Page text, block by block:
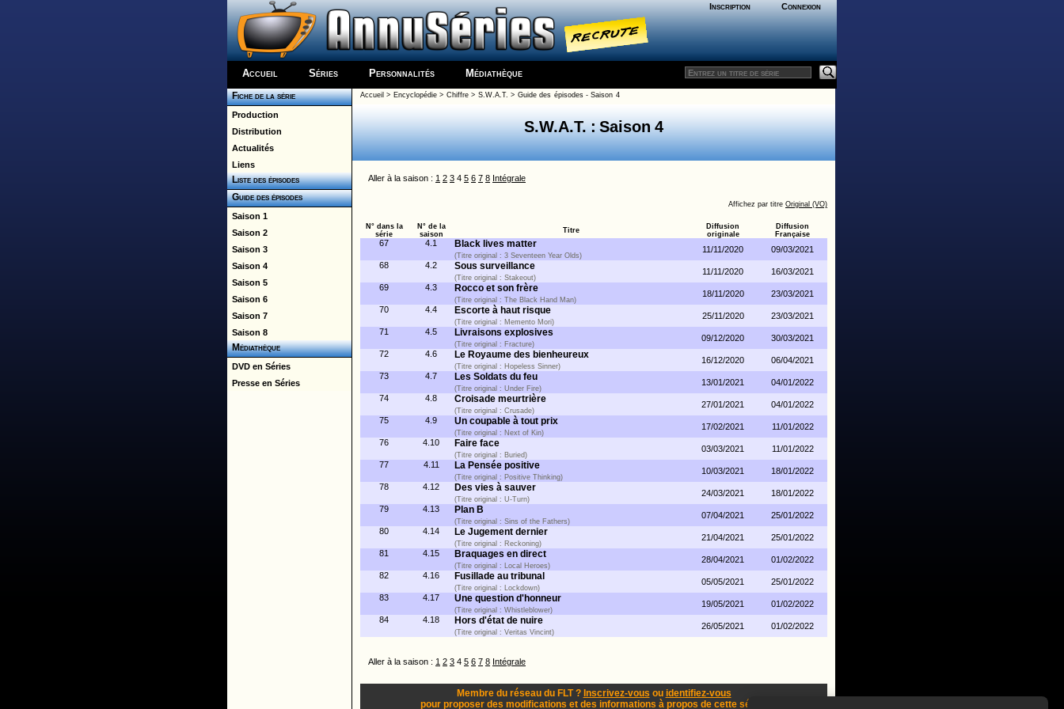
Inscription Connexion
Accueil Séries Personnalités Médiathèque
Fiche de la série
Production
Distribution
Actualités
Liens
Liste des épisodes
Guide des épisodes
Saison 1
Saison 2
Saison 3
Saison 4
Saison 5
Saison 6
Saison 7
Saison 8
Médiathèque
DVD en Séries
Presse en Séries
Accueil > Encyclopédie> Chiffre> S.W.A.T. > Guide des épisodes - Saison 4
S.W.A.T. : Saison 4
Aller à la saison : 1 2 3 4 5 6 7 8 Intégrale
Affichez par titre Original (VO)
N° dans la
série
N° de la
saison
Titre
Diffusion
originale
Diffusion
Française
67 4.1 Black lives matter
(Titre original : 3 Seventeen Year Olds)
11/11/2020
09/03/2021
68
4.2 Sous surveillance
(Titre original : Stakeout)
11/11/2020
16/03/2021
69
4.3 Rocco et son frère
(Titre original : The Black Hand Man)
18/11/2020
23/03/2021
70
4.4 Escorte à haut risque
(Titre original : Memento Mori)
25/11/2020
23/03/2021
71
4.5 Livraisons explosives
(Titre original : Fracture)
09/12/2020
30/03/2021
72
4.6 Le Royaume des bienheureux
(Titre original : Hopeless Sinner)
16/12/2020
06/04/2021
73
4.7 Les Soldats du feu
(Titre original : Under Fire)
13/01/2021
04/01/2022
74
4.8 Croisade meurtrière
(Titre original : Crusade)
27/01/2021
04/01/2022
75
4.9 Un coupable à tout prix
(Titre original : Next of Kin)
17/02/2021
11/01/2022
76
4.10 Faire face
(Titre original : Buried)
03/03/2021
11/01/2022
77
4.11 La Pensée positive
(Titre original : Positive Thinking)
10/03/2021
18/01/2022
78
4.12 Des vies à sauver
(Titre original : U-Turn)
24/03/2021
18/01/2022
79
4.13 Plan B
(Titre original : Sins of the Fathers)
07/04/2021
25/01/2022
80
4.14 Le Jugement dernier
(Titre original : Reckoning)
21/04/2021
25/01/2022
81
4.15 Braquages en direct
(Titre original : Local Heroes)
28/04/2021
01/02/2022
82
4.16 Fusillade au tribunal
(Titre original : Lockdown)
05/05/2021
25/01/2022
83
4.17 Une question d'honneur
(Titre original : Whistleblower)
19/05/2021
01/02/2022
84
4.18 Hors d'état de nuire
(Titre original : Veritas Vincint)
26/05/2021 01/02/2022
Aller à la saison : 1 2 3 4 5 6 7 8 Intégrale
Membre du réseau du FLT ? Inscrivez-vous ou identifiez-vous
pour proposer des modifications et des informations à propos de cette série !